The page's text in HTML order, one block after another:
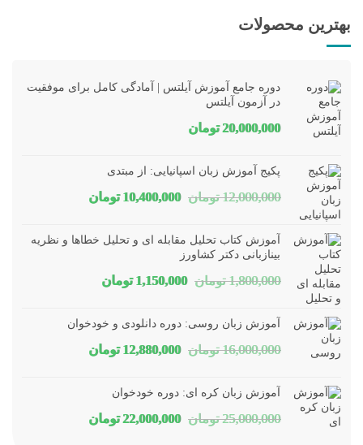
بهترین محصولات
دوره جامع آموزش آیلتس | آمادگی کامل برای موفقیت
در آزمون آیلتس
20,000,000 تومان
پکیج آموزش زبان اسپانیایی: از مبتدی
12,000,000 تومان قیمت
بود.
10,400,000 تومانقیمت
آموزش کتاب تحلیل مقابله ای و تحلیل خطاها و نظریه
بینازبانی دکتر کشاورز
1,800,000 تومان قیمت
1,150,000 تومانقیمت
آموزش زبان روسی: دوره دانلودی و خودخوان
16,000,000 تومان قیمت
12,880,000 تومانقیمت
آموزش زبان کره ای: دوره خودخوان
25,000,000 تومان قیمت
22,000,000 تومانقیمت